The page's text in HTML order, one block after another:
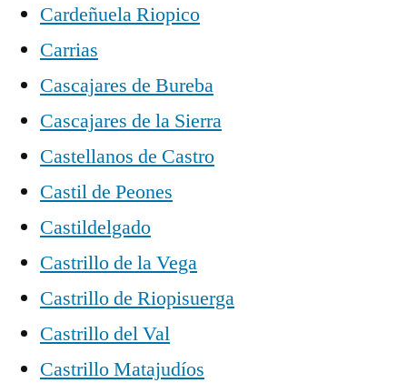
Cardeñuela Riopico
Carrias
Cascajares de Bureba
Cascajares de la Sierra
Castellanos de Castro
Castil de Peones
Castildelgado
Castrillo de la Vega
Castrillo de Riopisuerga
Castrillo del Val
Castrillo Matajudíos